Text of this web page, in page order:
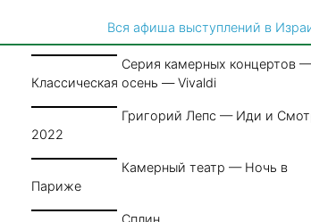
Вся афиша выступлений в
Серия камерных концертов —
Классическая осень — Vivaldi
Григорий Лепс — Иди и
2022
Камерный театр — Ночь в
Париже
Сплин